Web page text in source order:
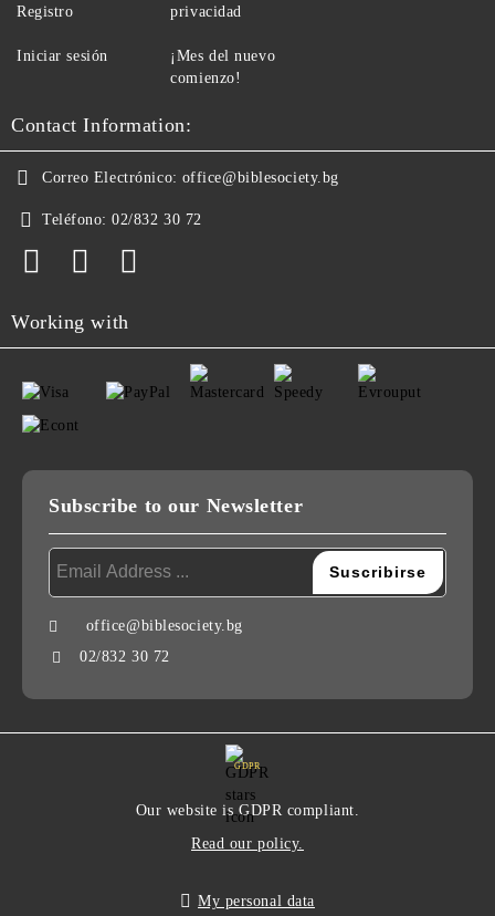
Registro
Iniciar sesión
privacidad
¡Mes del nuevo
comienzo!
Contact Information:
Correo Electrónico: office@biblesociety.bg
Teléfono: 02/832 30 72
Working with
Subscribe to our Newsletter
office@biblesociety.bg
02/832 30 72
GDPR
Our website is GDPR compliant.
Read our policy.
My personal data